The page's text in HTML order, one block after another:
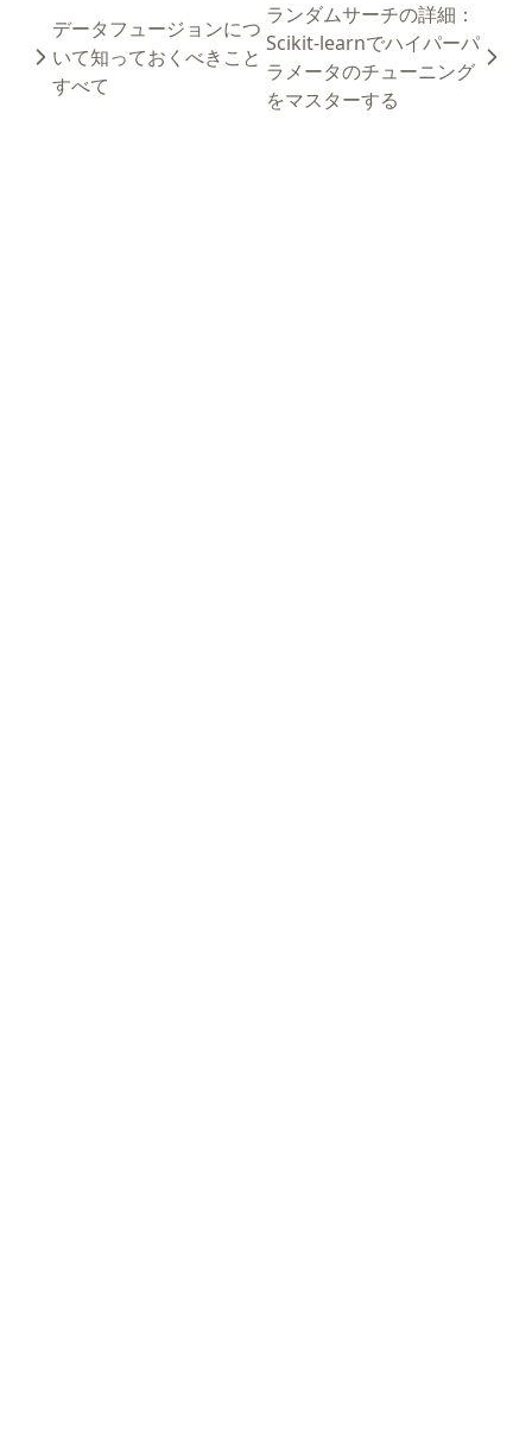
データフュージョンにつ
いて知っておくべきこと
すべて
ランダムサーチの詳細：
Scikit-learnでハイパーパ
ラメータのチューニング
をマスターする